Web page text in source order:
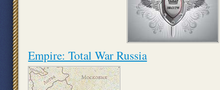
Empire: Total War Russia